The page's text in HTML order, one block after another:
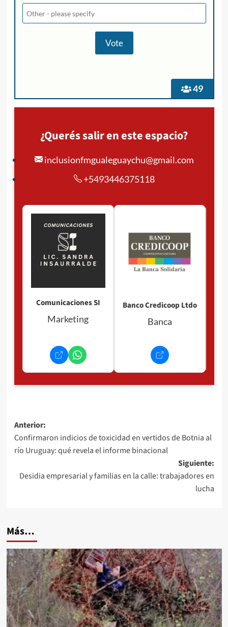
49
¿Querés salir en este espacio?
inclusionfmgualeguaychu@gmail.com
+5493446375118
Comunicaciones SI
Marketing
Banco Credicoop Ltdo
Banca
Navegación
de
entradas
Anterior:
Confirmaron indicios de toxicidad en vertidos de Botnia al
río Uruguay: qué revela el informe binacional
Siguiente:
Desidia empresarial y familias en la calle: trabajadores en
lucha
Más…